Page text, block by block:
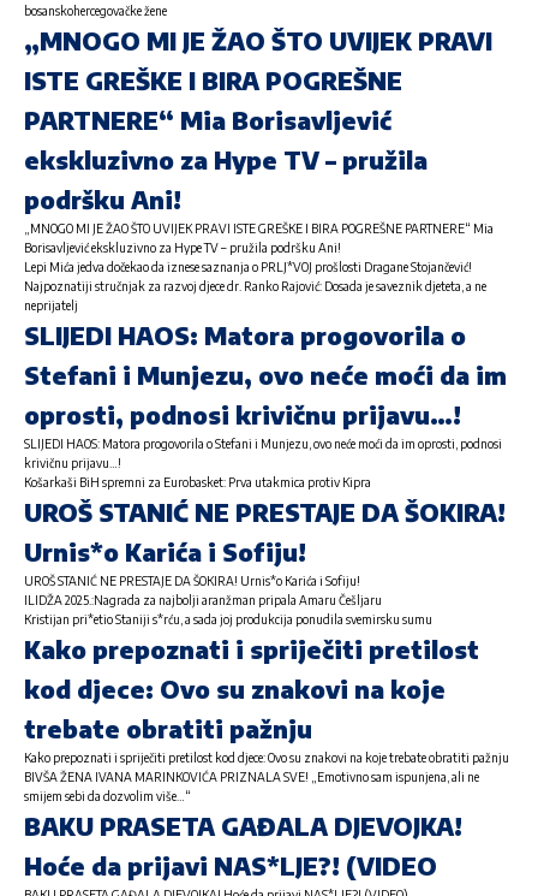
bosanskohercegovačke žene
„MNOGO MI JE ŽAO ŠTO UVIJEK PRAVI
ISTE GREŠKE I BIRA POGREŠNE
PARTNERE“ Mia Borisavljević
ekskluzivno za Hype TV – pružila
podršku Ani!
„MNOGO MI JE ŽAO ŠTO UVIJEK PRAVI ISTE GREŠKE I BIRA POGREŠNE PARTNERE“ Mia
Borisavljević ekskluzivno za Hype TV – pružila podršku Ani!
Lepi Mića jedva dočekao da iznese saznanja o PRLJ*VOJ prošlosti Dragane Stojančević!
Najpoznatiji stručnjak za razvoj djece dr. Ranko Rajović: Dosada je saveznik djeteta, a ne
neprijatelj
SLIJEDI HAOS: Matora progovorila o
Stefani i Munjezu, ovo neće moći da im
oprosti, podnosi krivičnu prijavu…!
SLIJEDI HAOS: Matora progovorila o Stefani i Munjezu, ovo neće moći da im oprosti, podnosi
krivičnu prijavu…!
Košarkaši BiH spremni za Eurobasket: Prva utakmica protiv Kipra
UROŠ STANIĆ NE PRESTAJE DA ŠOKIRA!
Urnis*o Karića i Sofiju!
UROŠ STANIĆ NE PRESTAJE DA ŠOKIRA! Urnis*o Karića i Sofiju!
ILIDŽA 2025.:Nagrada za najbolji aranžman pripala Amaru Češljaru
Kristijan pri*etio Staniji s*rću, a sada joj produkcija ponudila svemirsku sumu
Kako prepoznati i spriječiti pretilost
kod djece: Ovo su znakovi na koje
trebate obratiti pažnju
Kako prepoznati i spriječiti pretilost kod djece: Ovo su znakovi na koje trebate obratiti pažnju
BIVŠA ŽENA IVANA MARINKOVIĆA PRIZNALA SVE! „Emotivno sam ispunjena, ali ne
smijem sebi da dozvolim više…“
BAKU PRASETA GAĐALA DJEVOJKA!
Hoće da prijavi NAS*LJE?! (VIDEO